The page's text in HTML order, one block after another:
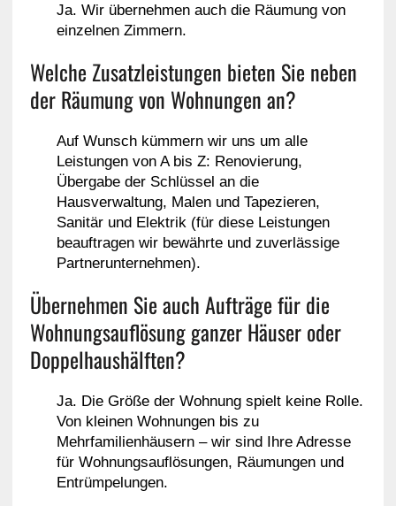
Ja. Wir übernehmen auch die Räumung von
einzelnen Zimmern.
Welche Zusatzleistungen bieten Sie neben
der Räumung von Wohnungen an?
Auf Wunsch kümmern wir uns um alle
Leistungen von A bis Z: Renovierung,
Übergabe der Schlüssel an die
Hausverwaltung, Malen und Tapezieren,
Sanitär und Elektrik (für diese Leistungen
beauftragen wir bewährte und zuverlässige
Partnerunternehmen).
Übernehmen Sie auch Aufträge für die
Wohnungsauflösung ganzer Häuser oder
Doppelhaushälften?
Ja. Die Größe der Wohnung spielt keine Rolle.
Von kleinen Wohnungen bis zu
Mehrfamilienhäusern – wir sind Ihre Adresse
für Wohnungsauflösungen, Räumungen und
Entrümpelungen.